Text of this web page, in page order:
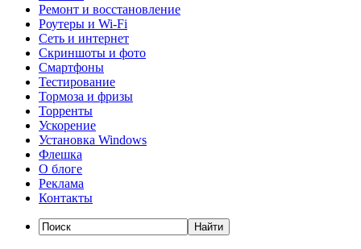
Ремонт и восстановление
Роутеры и Wi-Fi
Сеть и интернет
Скриншоты и фото
Смартфоны
Тестирование
Тормоза и фризы
Торренты
Ускорение
Установка Windows
Флешка
О блоге
Реклама
Контакты